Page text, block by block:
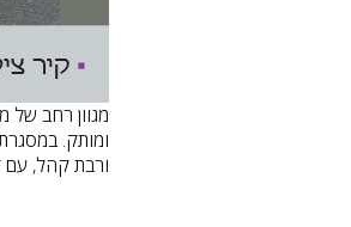
מגוון רחב של
ומותק.
ורבת קהל, עם